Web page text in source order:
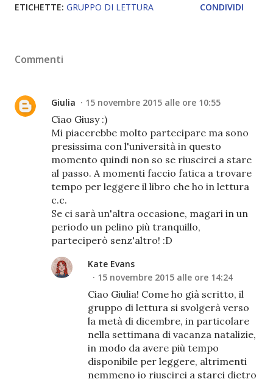
ETICHETTE: GRUPPO DI LETTURA CONDIVIDI
Commenti
Giulia 15 novembre 2015 alle ore 10:55
Ciao Giusy :)
Mi piacerebbe molto partecipare ma sono
presissima con l'università in questo
momento quindi non so se riuscirei a stare
al passo. A momenti faccio fatica a trovare
tempo per leggere il libro che ho in lettura
c.c.
Se ci sarà un'altra occasione, magari in un
periodo un pelino più tranquillo,
parteciperò senz'altro! :D
Kate Evans
15 novembre 2015 alle ore 14:24
Ciao Giulia! Come ho già scritto, il
gruppo di lettura si svolgerà verso
la metà di dicembre, in particolare
nella settimana di vacanza natalizie,
in modo da avere più tempo
disponibile per leggere, altrimenti
nemmeno io riuscirei a starci dietro